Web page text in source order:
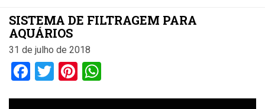
SISTEMA DE FILTRAGEM PARA
AQUÁRIOS
31 de julho de 2018
Facebook
TwitterPinterest